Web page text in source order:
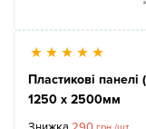
Пластикові
1250 x 2500мм